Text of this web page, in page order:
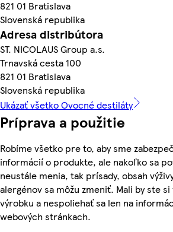
821 01 Bratislava
Slovenská republika
Adresa distribútora
ST. NICOLAUS Group a.s.
Trnavská cesta 100
821 01 Bratislava
Slovenská republika
Ukázať všetko Ovocné destiláty
Príprava a použitie
Robíme všetko pre to, aby sme
informácií o produkte, ale nakoľko sa
neustále menia, tak prísady, obsah
alergénov sa môžu zmeniť. Mali by ste
výrobku a nespoliehať sa len na
webových stránkach.